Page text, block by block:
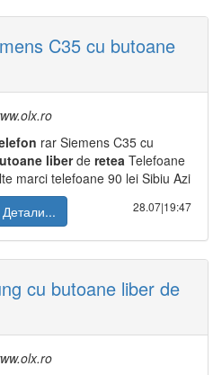
C35 cu butoane
rar Siemens C35 cu
liberde retea Telefoane
marci telefoane 90 lei Sibiu Azi
Детали...
28.07|19:47
cu butoane liber de